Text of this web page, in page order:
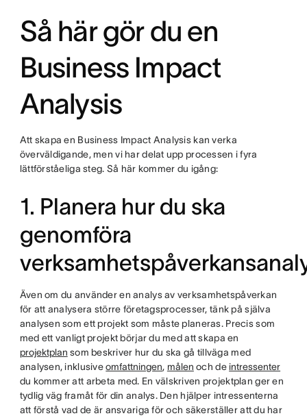
Så här gör du en
Business Impact
Analysis
Att skapa en Business Impact Analysis kan verka
överväldigande, men vi har delat upp processen i fyra
lättförståeliga steg. Så här kommer du igång:
1. Planera hur du ska
genomföra
Även om du använder en analys av verksamhetspåverkan
för att analysera större företagsprocesser, tänk på själva
analysen som ett projekt som måste planeras. Precis som
med ett vanligt projekt börjar du med att skapa en
projektplan som beskriver hur du ska gå tillväga med
analysen, inklusiveomfattningen, målen och de intressenter
du kommer att arbeta med. En välskriven projektplan ger en
tydlig väg framåt för din analys. Den hjälper intressenterna
att förstå vad de är ansvariga för och säkerställer att du har